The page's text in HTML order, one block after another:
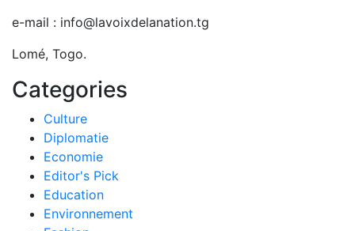
e-mail : info@lavoixdelanation.tg
Lomé, Togo.
Categories
Culture
Diplomatie
Economie
Editor's Pick
Education
Environnement